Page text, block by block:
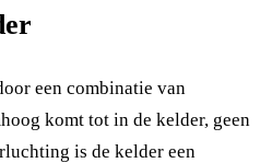
een combinatie van
komt tot in de kelder, geen
is de kelder een